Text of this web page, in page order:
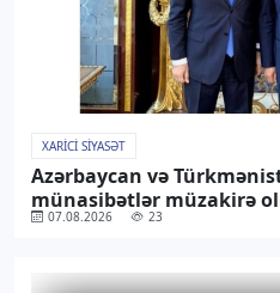
XARICI SIYASƏT
Azərbaycan və
münasibətlər müzakirə
07.08.2026 23